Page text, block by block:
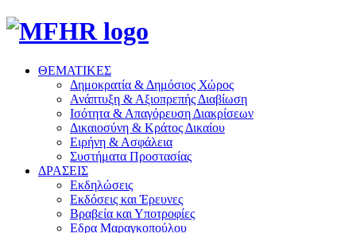
ΘΕΜΑΤΙΚΕΣ
Δημοκρατία & Δημόσιος Χώρος
Ανάπτυξη & Αξιοπρεπής Διαβίωση
Ισότητα & Απαγόρευση Διακρίσεων
Δικαιοσύνη & Κράτος Δικαίου
Ειρήνη & Ασφάλεια
Συστήματα Προστασίας
ΔΡΑΣΕΙΣ
Εκδηλώσεις
Εκδόσεις και Έρευνες
Βραβεία και Υποτροφίες
Εδρα Μαραγκοπούλου